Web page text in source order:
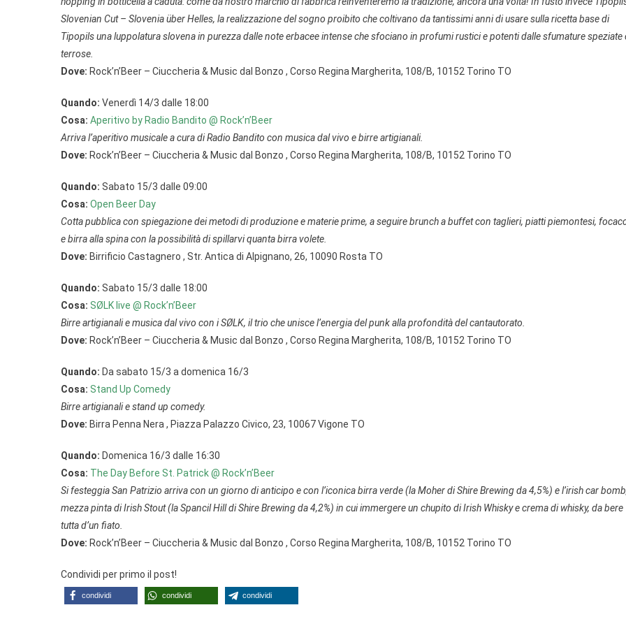
Slovenian Cut – Slovenia über Helles, la realizzazione del sogno proibito che coltivano da tantissimi anni di usare sulla ricetta base di
Tipopils una luppolatura slovena in purezza dalle note erbacee intense che sfociano in profumi rustici e potenti dalle sfumature speziate
terrose.
Dove: Rock’n’Beer – Ciuccheria & Music dal Bonzo , Corso Regina Margherita, 108/B, 10152 Torino TO
Quando: Venerdì 14/3 dalle 18:00
Cosa: Aperitivo by Radio Bandito @ Rock’n’Beer
Arriva l’aperitivo musicale a cura di Radio Bandito con musica dal vivo e birre artigianali.
Dove: Rock’n’Beer – Ciuccheria & Music dal Bonzo , Corso Regina Margherita, 108/B, 10152 Torino TO
Quando: Sabato 15/3 dalle 09:00
Cosa: Open Beer Day
Cotta pubblica con spiegazione dei metodi di produzione e materie prime, a seguire brunch a buffet con taglieri, piatti piemontesi,
e birra alla spina con la possibilità di spillarvi quanta birra volete.
Dove: Birrificio Castagnero , Str. Antica di Alpignano, 26, 10090 Rosta TO
Quando: Sabato 15/3 dalle 18:00
Cosa: SØLK live @ Rock’n’Beer
Birre artigianali e musica dal vivo con i SØLK, il trio che unisce l’energia del punk alla profondità del cantautorato.
Dove: Rock’n’Beer – Ciuccheria & Music dal Bonzo , Corso Regina Margherita, 108/B, 10152 Torino TO
Quando: Da sabato 15/3 a domenica 16/3
Cosa: Stand Up Comedy
Birre artigianali e stand up comedy.
Dove: Birra Penna Nera , Piazza Palazzo Civico, 23, 10067 Vigone TO
Quando: Domenica 16/3 dalle 16:30
Cosa: The Day Before St. Patrick @ Rock’n’Beer
Si festeggia San Patrizio arriva con un giorno di anticipo e con l’iconica birra verde (la Moher di Shire Brewing da 4,5%) e l’irish car
mezza pinta di Irish Stout (la Spancil Hill di Shire Brewing da 4,2%) in cui immergere un chupito di Irish Whisky e crema di whisky, da bere
tutta d’un fiato.
Dove: Rock’n’Beer – Ciuccheria & Music dal Bonzo , Corso Regina Margherita, 108/B, 10152 Torino TO
Condividi per primo il post!
condividi condividi condividi